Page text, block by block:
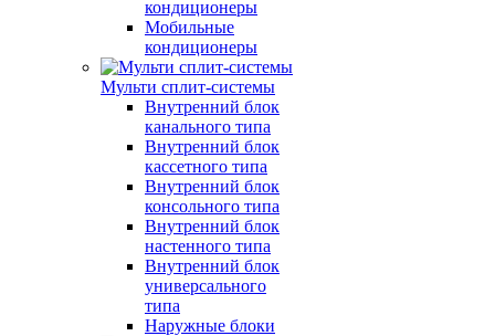
кондиционеры
Мобильные
кондиционеры
Мульти сплит-системы
Внутренний блок
канального типа
Внутренний блок
кассетного типа
Внутренний блок
консольного типа
Внутренний блок
настенного типа
Внутренний блок
универсального
типа
Наружные блоки